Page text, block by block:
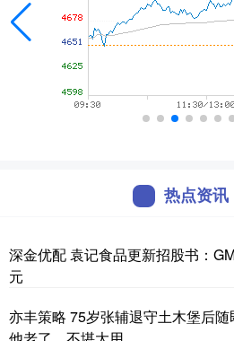
热点资讯
深金优配 袁记食品更新招股书：
元
亦丰策略 75岁张辅退守土木堡后随